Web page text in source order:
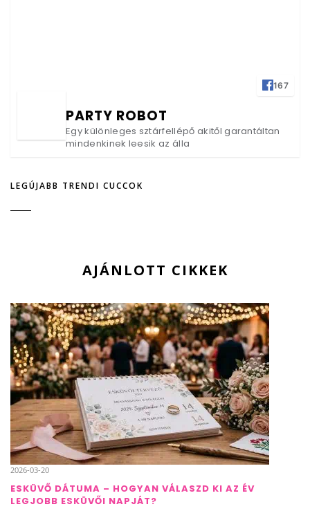
167
PARTY ROBOT
Egy különleges sztárfellépő akitől garantáltan
mindenkinek leesik az álla
LEGÚJABB TRENDI CUCCOK
AJÁNLOTT CIKKEK
2026-03-20
ESKÜVŐ DÁTUMA – HOGYAN VÁLASZD KI AZ ÉV
LEGJOBB ESKÜVŐI NAPJÁT?